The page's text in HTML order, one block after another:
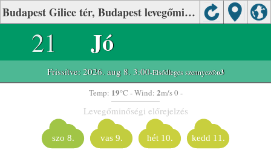
Budapest Gilice tér, Budapest levegőminősége
21 Jó
Frissítve: 2026. aug 8. 3:00-Elsődleges szennyező:o3
Temp: 19°C - Wind: 2m/s 0 -
Levegőminőségi előrejelzés
szo 8. vas 9. hét 10. kedd 11.